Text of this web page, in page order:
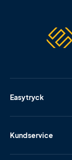
Easytryck
Kundservice